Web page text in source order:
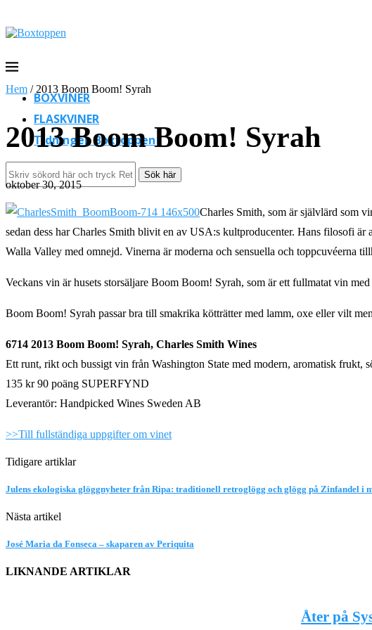
BOXVINER
FLASKVINER
Tidningen Boxtoppen
Sök här
Hem / 2013 Boom Boom! Syrah
2013 Boom Boom! Syrah
oktober 30, 2015
Charles Smith, som är självlärd som
sedan dess har Charles Smith blivit en av USA:s kultproducenter. Hans filosofi
Walla Valley med omnejd. Vinerna är moderna och sensuella och toppcuvéerna
Veckans vin är husets storsäljare Boom Boom! Syrah, som är ett fullmatat vin
Boom Boom! Syrah passar bra till smakrika kötträtter med lamm, oxe eller vilt
6714 2013 Boom Boom! Syrah, Charles Smith Wines
Ett runt, rikt och bussigt vin från Washington State med modern, aromatisk frukt,
135 kr 90 poäng SUPERFYND
Leverantör: Handpicked Wines Sweden AB
>>Till fullständiga uppgifter om vinet
Tidigare artiklar
Julens ekologiska glöggnyheter från Ripa: traditionell retroglögg och glögg på Zinfandel i
Nästa artikel
José Maria da Fonseca – skaparen av Periquita
LIKNANDE ARTIKLAR
Åter på